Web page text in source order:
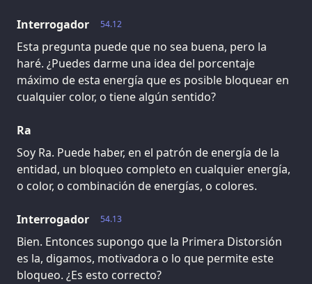
54.12
Interrogador
Esta pregunta puede que no sea buena, pero la
haré. ¿Puedes darme una idea del porcentaje
máximo de esta energía que es posible bloquear en
cualquier color, o tiene algún sentido?
Ra
Soy Ra. Puede haber, en el patrón de energía de la
entidad, un bloqueo completo en cualquier energía,
o color, o combinación de energías, o colores.
54.13
Interrogador
Bien. Entonces supongo que la Primera Distorsión
es la, digamos, motivadora o lo que permite este
bloqueo. ¿Es esto correcto?